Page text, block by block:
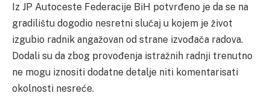
Iz JP Autoceste Federacije BiH potvrđeno je da se na
gradilištu dogodio nesretni slučaj u kojem je život
izgubio radnik angažovan od strane izvođača radova.
Dodali su da zbog provođenja istražnih radnji trenutno
ne mogu iznositi dodatne detalje niti komentarisati
okolnosti nesreće.